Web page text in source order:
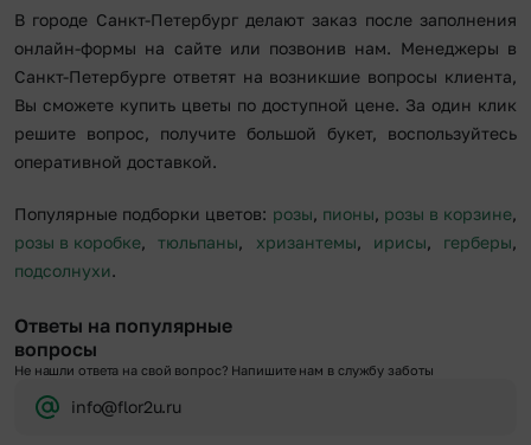
В городе Санкт-Петербург делают заказ после заполнения
онлайн-формы на сайте или позвонив нам. Менеджеры в
Санкт-Петербурге ответят на возникшие вопросы клиента,
Вы сможете купить цветы по доступной цене. За один клик
решите вопрос, получите большой букет, воспользуйтесь
оперативной доставкой.
Популярные подборки цветов: розы, пионы, розы в корзине,
розы в коробке,тюльпаны, хризантемы, ирисы, герберы,
подсолнухи.
Ответы на популярные
вопросы
Не нашли ответа на свой вопрос? Напишите нам в службу заботы
info@flor2u.ru